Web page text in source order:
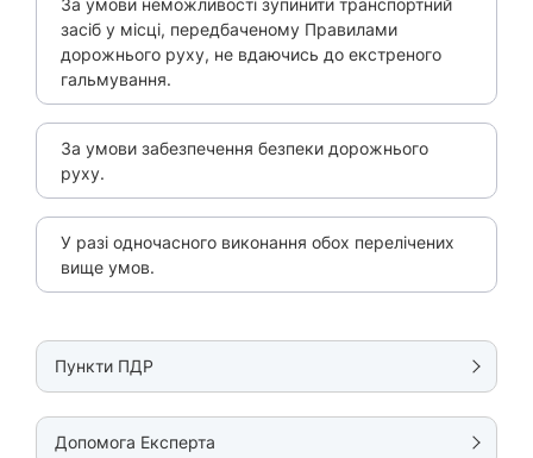
За умови неможливості зупинити транспортний
засіб у місці, передбаченому Правилами
дорожнього руху, не вдаючись до екстреного
гальмування.
За умови забезпечення безпеки дорожнього
руху.
У разі одночасного виконання обох перелічених
вище умов.
Пункти ПДР
Допомога Експерта